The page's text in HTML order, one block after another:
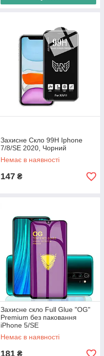
Захисне Скло 99H Iphone
7/8/SE 2020, Чорний
Немає в наявності
147 ₴
Захисне скло Full Glue "OG"
Premium без паковання
iPhone 5/SE
Немає в наявності
181 ₴